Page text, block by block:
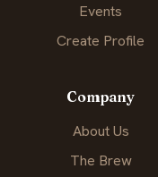
Events
Create Profile
Company
About Us
The Brew